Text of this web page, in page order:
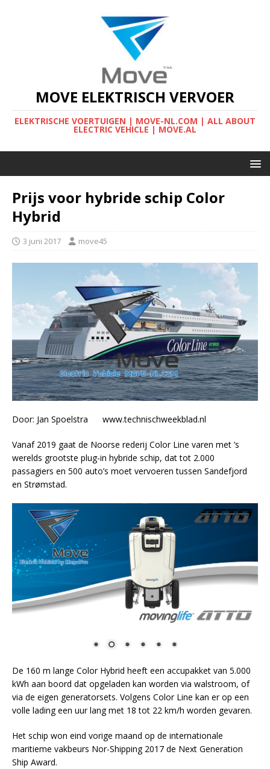
MOVE ELEKTRISCH VERVOER
ELEKTRISCHE VOERTUIGEN | MOVE-NL.COM | ALL ABOUT
ELECTRIC VEHICLE | MOVE.AL
Prijs voor hybride schip Color
Hybrid
3 juni 2017 move45
Door: Jan Spoelstra www.technischweekblad.nl
Vanaf 2019 gaat de Noorse rederij Color Line varen met ’s
werelds grootste plug-in hybride schip, dat tot 2.000
passagiers en 500 auto’s moet vervoeren tussen Sandefjord
en Strømstad.
De 160 m lange Color Hybrid heeft een accupakket van 5.000
kWh aan boord dat opgeladen kan worden via walstroom, of
via de eigen generatorsets. Volgens Color Line kan er op een
volle lading een uur lang met 18 tot 22 km/h worden gevaren.
Het schip won eind vorige maand op de internationale
maritieme vakbeurs Nor-Shipping 2017 de Next Generation
Ship Award.